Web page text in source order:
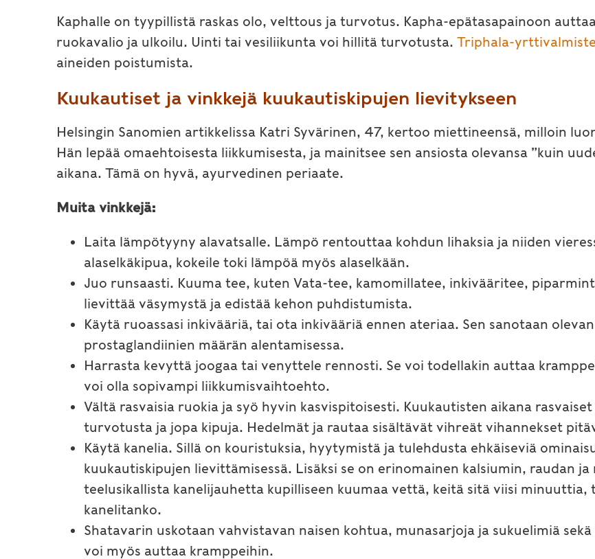
Kaphalle on tyypillistä raskas olo, velttous ja turvotus. Kapha-epätasapainoon
ruokavalio ja ulkoilu. Uinti tai vesiliikunta voi hillitä turvotusta. Triphala-yrttivalmiste
aineiden poistumista.
Kuukautiset ja vinkkejä kuukautiskipujen lievitykseen
Helsingin Sanomien artikkelissa Katri Syvärinen, 47, kertoo miettineensä, milloin
Hän lepää omaehtoisesta liikkumisesta, ja mainitsee sen ansiosta olevansa ”kuin
aikana. Tämä on hyvä, ayurvedinen periaate.
Muita vinkkejä:
Laita lämpötyyny alavatsalle. Lämpö rentouttaa kohdun lihaksia ja niiden
alaselkäkipua, kokeile toki lämpöä myös alaselkään.
Juo runsaasti. Kuuma tee, kuten Vata-tee, kamomillatee, inkivääritee,
lievittää väsymystä ja edistää kehon puhdistumista.
Käytä ruoassasi inkivääriä, tai ota inkivääriä ennen ateriaa. Sen sanotaan
prostaglandiinien määrän alentamisessa.
Harrasta kevyttä joogaa tai venyttele rennosti. Se voi todellakin auttaa
voi olla sopivampi liikkumisvaihtoehto.
Vältä rasvaisia ruokia ja syö hyvin kasvispitoisesti. Kuukautisten aikana
turvotusta ja jopa kipuja. Hedelmät ja rautaa sisältävät vihreät vihannekset
Käytä kanelia. Sillä on kouristuksia, hyytymistä ja tulehdusta ehkäiseviä
kuukautiskipujen lievittämisessä. Lisäksi se on erinomainen kalsiumin, raudan
teelusikallista kanelijauhetta kupilliseen kuumaa vettä, keitä sitä viisi minuuttia,
kanelitanko.
Shatavarin uskotaan vahvistavan naisen kohtua, munasarjoja ja sukuelimiä
voi myös auttaa kramppeihin.